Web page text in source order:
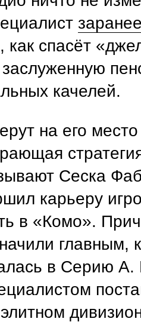
как спасёт
заслуженную
качелей.
на его
Сеска
карьеру
в «Комо».
главным,
в Серию А.